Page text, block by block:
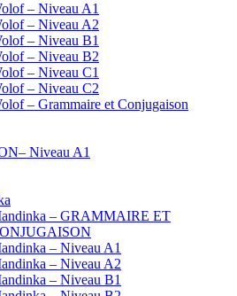
– Niveau A1
– Niveau A2
– Niveau B1
– Niveau B2
– Niveau C1
– Niveau C2
– Grammaire et Conjugaison
Niveau A1
– GRAMMAIRE ET
– Niveau A1
– Niveau A2
– Niveau B1